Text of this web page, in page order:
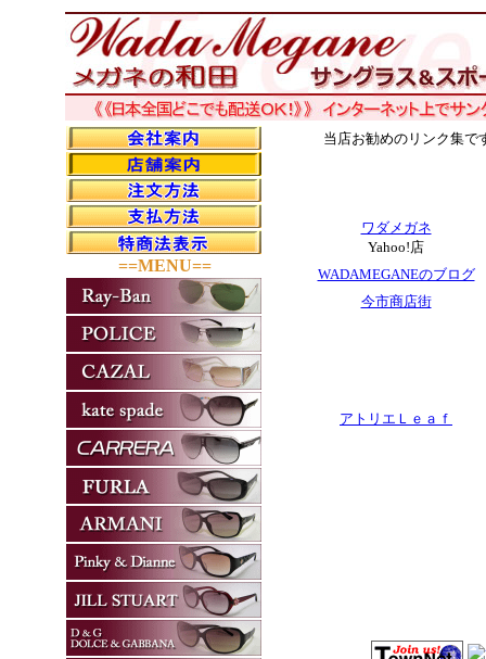
==MENU==
当店お勧めのリンク集
ワダメガネ
Yahoo!店
WADAMEGANEのブログ
今市商店街
アトリエＬｅａｆ